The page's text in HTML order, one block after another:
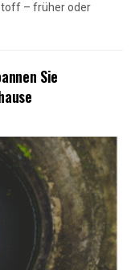
– früher oder
Sie